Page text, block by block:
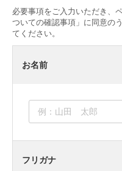
必要事項をご入力いただき、
ついての確認事項」に同意の
てください。
お名前
フリガナ